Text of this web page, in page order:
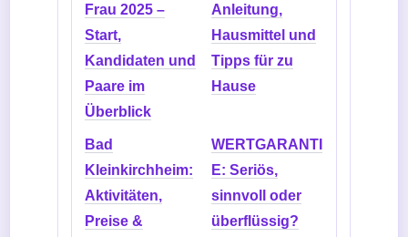
Frau 2025 –
Start,
Kandidaten und
Paare im
Überblick
Anleitung,
Hausmittel und
Tipps für zu
Hause
Bad
Kleinkirchheim:
Aktivitäten,
Preise &
WERTGARANTI
E: Seriös,
sinnvoll oder
überflüssig?